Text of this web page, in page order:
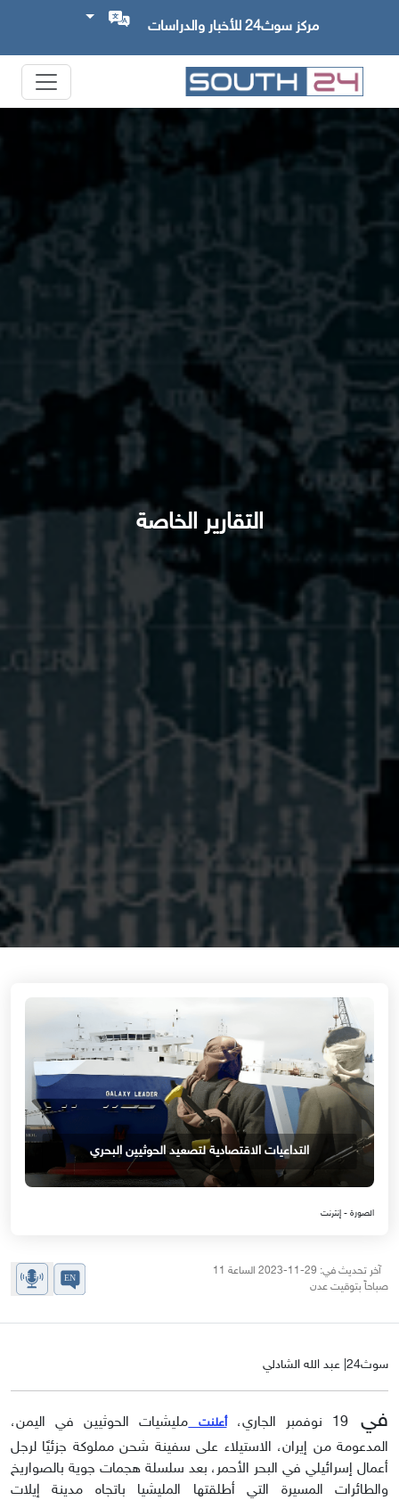
مركز سوث24 للأخبار والدراسات
التقارير الخاصة
التداعيات الاقتصادية لتصعيد الحوثيين البحري
الصورة - إنترنت
آخر تحديث في: 29-11-2023 الساعة 11
صباحاً بتوقيت عدن
سوث24| عبد الله الشادلي
في19 نوفمبر الجاري، أعلنت مليشيات الحوثيين في اليمن،
المدعومة من إيران، الاستيلاء على سفينة شحن مملوكة جزئيًا لرجل
أعمال إسرائيلي في البحر الأحمر، بعد سلسلة هجمات جوية بالصواريخ
والطائرات المسيرة التي أطلقتها المليشيا باتجاه مدينة إيلات